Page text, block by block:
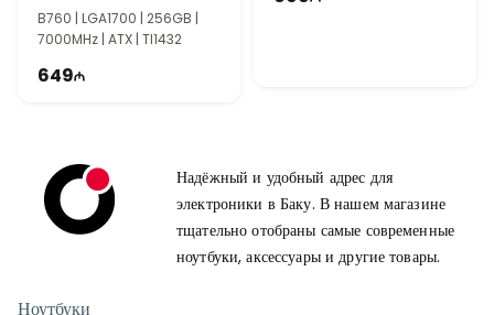
Gaming Motherboard
B760 | LGA1700 | 256GB |
7000MHz | ATX | TI1432
649
Надёжный и удобный адрес для
электроники в Баку. В нашем магазине
тщательно отобраны самые современные
ноутбуки, аксессуары и другие товары.
Ноутбуки